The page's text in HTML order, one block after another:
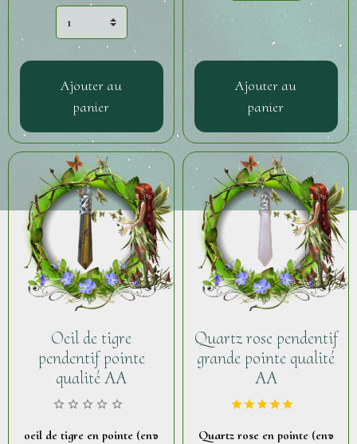
Ajouter au
panier
Ajouter au
panier
Oeil de tigre
pendentif pointe
qualité AA
oeil de tigre en pointe (env
Quartz rose pendentif
grande pointe qualité
AA
Quartz rose en pointe (env